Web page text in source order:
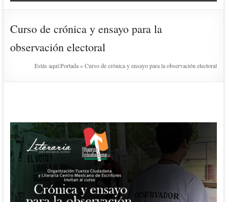
Curso de crónica y ensayo para la
observación electoral
Estás aquí:Portada»Curso de crónica y ensayo para la observación electoral